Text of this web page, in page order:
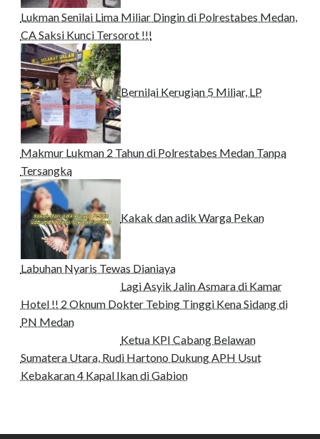
Lukman Senilai Lima Miliar Dingin di Polrestabes Medan,
CA Saksi Kunci Tersorot !!!
Bernilai Kerugian 5 Miliar, LP
Makmur Lukman 2 Tahun di Polrestabes Medan Tanpa
Tersangka
Kakak dan adik Warga Pekan
Labuhan Nyaris Tewas Dianiaya
Lagi Asyik Jalin Asmara di Kamar
Hotel !! 2 Oknum Dokter Tebing Tinggi Kena Sidang di
PN Medan
Ketua KPI Cabang Belawan
Sumatera Utara, Rudi Hartono Dukung APH Usut
Kebakaran 4 Kapal Ikan di Gabion